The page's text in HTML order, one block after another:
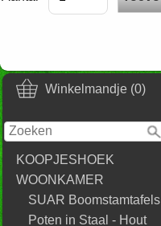
Winkelmandje (0)
KOOPJESHOEK
WOONKAMER
SUAR Boomstamtafels
Poten in Staal - Hout